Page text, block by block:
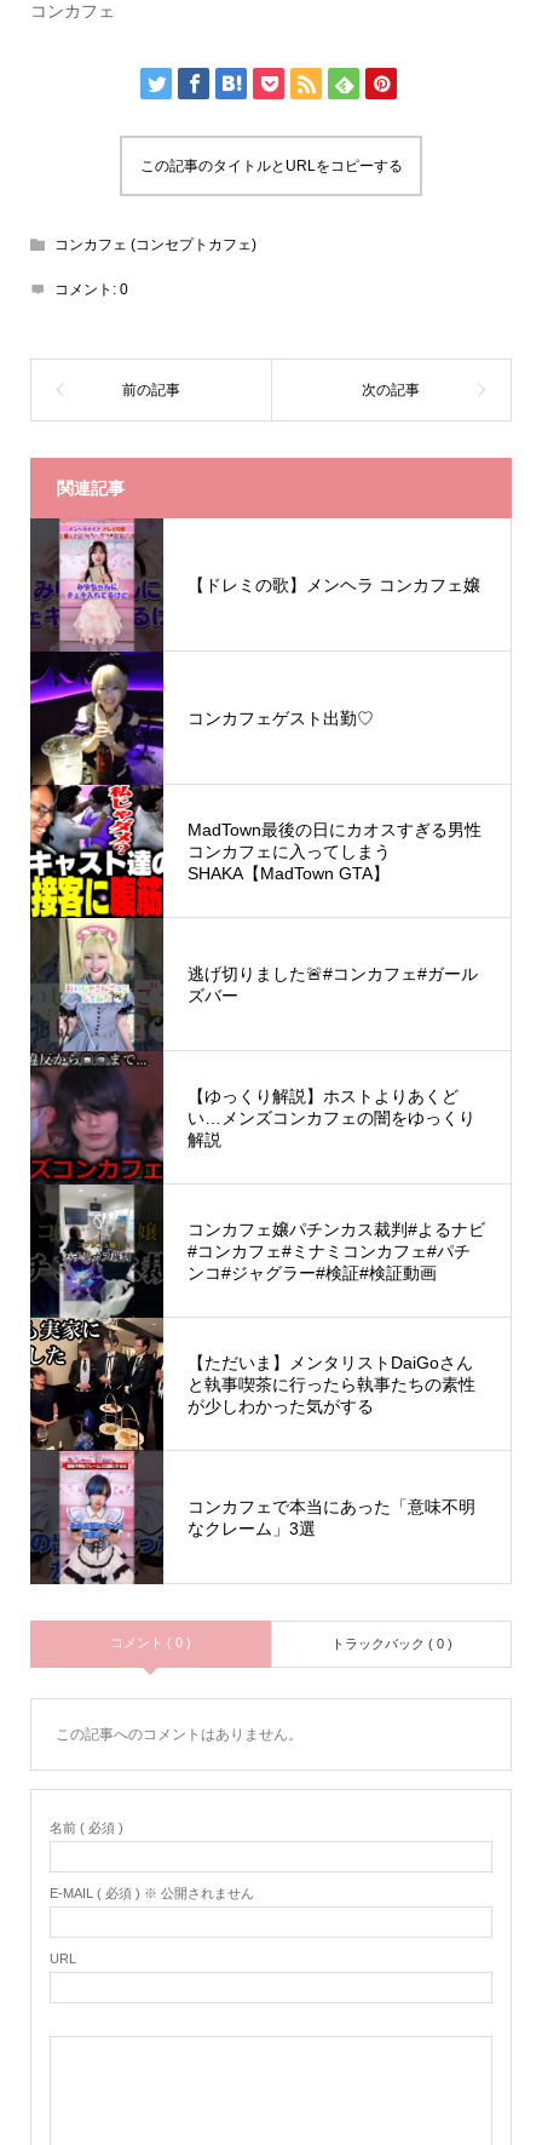
コンカフェ
この記事のタイトルとURLをコピーする
コンカフェ (コンセプトカフェ)
コメント: 0
関連記事
【ドレミの歌】メンヘラ コンカフェ嬢
コンカフェゲスト出勤♡
MadTown最後の日にカオスすぎる男性
コンカフェに入ってしまう
SHAKA【MadTown GTA】
逃げ切りました🚨#コンカフェ#ガール
ズバー
【ゆっくり解説】ホストよりあくど
い…メンズコンカフェの闇をゆっくり
解説
コンカフェ嬢パチンカス裁判#よるナビ
#コンカフェ#ミナミコンカフェ#パチ
ンコ#ジャグラー#検証#検証動画
【ただいま】メンタリストDaiGoさん
と執事喫茶に行ったら執事たちの素性
が少しわかった気がする
コンカフェで本当にあった「意味不明
なクレーム」3選
コメント ( 0 ) トラックバック ( 0 )
この記事へのコメントはありません。
名前 ( 必須 )
E-MAIL ( 必須 ) ※ 公開されません
URL